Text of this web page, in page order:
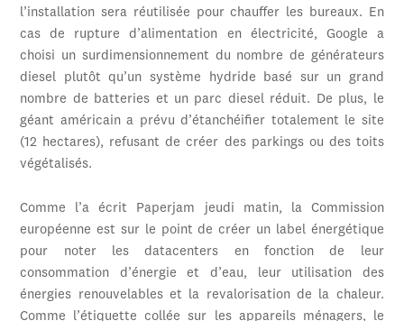
l’installation sera réutilisée pour chauffer les bureaux. En
cas de rupture d’alimentation en électricité, Google a
choisi un surdimensionnement du nombre de générateurs
diesel plutôt qu’un système hydride basé sur un grand
nombre de batteries et un parc diesel réduit. De plus, le
géant américain a prévu d’étanchéifier totalement le site
(12 hectares), refusant de créer des parkings ou des toits
végétalisés.
Comme l’a écrit Paperjam jeudi matin, la Commission
européenne est sur le point de créer un label énergétique
pour noter les datacenters en fonction de leur
consommation d’énergie et d’eau, leur utilisation des
énergies renouvelables et la revalorisation de la chaleur.
Comme l’étiquette collée sur les appareils ménagers, le